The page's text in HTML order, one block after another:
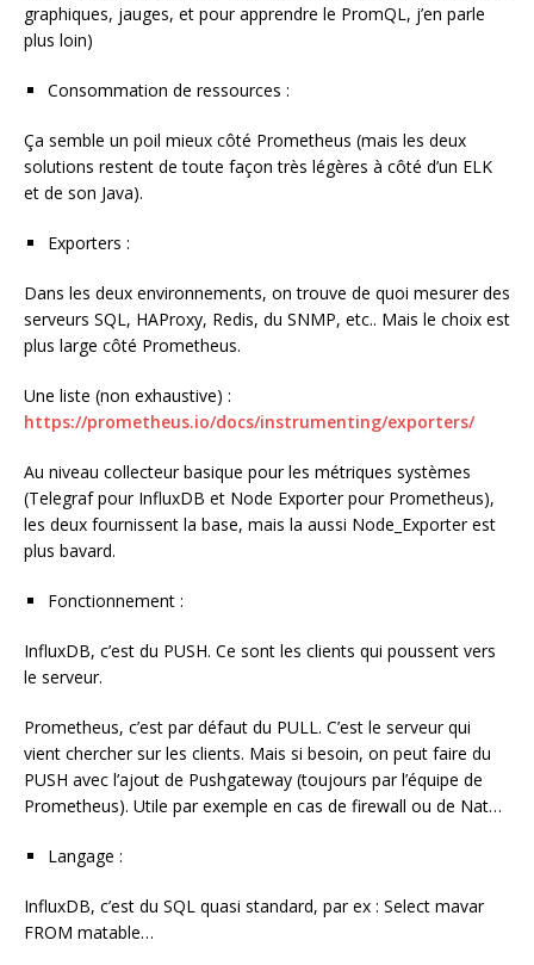
graphiques, jauges, et pour apprendre le PromQL, j’en parle
plus loin)
Consommation de ressources :
Ça semble un poil mieux côté Prometheus (mais les deux
solutions restent de toute façon très légères à côté d’un ELK
et de son Java).
Exporters :
Dans les deux environnements, on trouve de quoi mesurer des
serveurs SQL, HAProxy, Redis, du SNMP, etc.. Mais le choix est
plus large côté Prometheus.
Une liste (non exhaustive) :
https://prometheus.io/docs/instrumenting/exporters/
Au niveau collecteur basique pour les métriques systèmes
(Telegraf pour InfluxDB et Node Exporter pour Prometheus),
les deux fournissent la base, mais la aussi Node_Exporter est
plus bavard.
Fonctionnement :
InfluxDB, c’est du PUSH. Ce sont les clients qui poussent vers
le serveur.
Prometheus, c’est par défaut du PULL. C’est le serveur qui
vient chercher sur les clients. Mais si besoin, on peut faire du
PUSH avec l’ajout de Pushgateway (toujours par l’équipe de
Prometheus). Utile par exemple en cas de firewall ou de Nat…
Langage :
InfluxDB, c’est du SQL quasi standard, par ex : Select mavar
FROM matable…